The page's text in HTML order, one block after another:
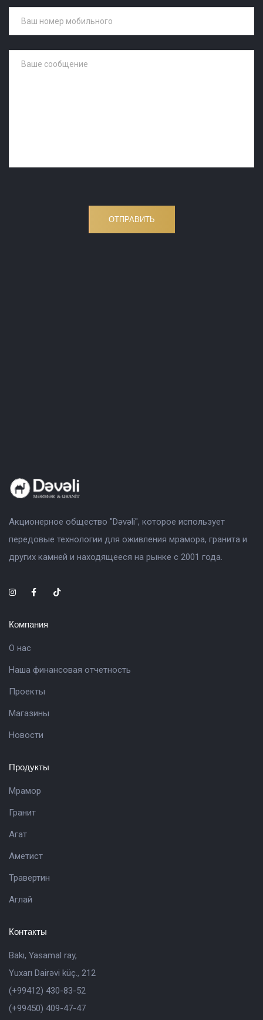
ОТПРАВИТЬ
Акционерное общество "Dəvəli", которое использует
передовые технологии для оживления мрамора, гранита и
других камней и находящееся на рынке с 2001 года.
Компания
О нас
Наша финансовая отчетность
Проекты
Магазины
Новости
Продукты
Мрамор
Гранит
Агат
Aметист
Травертин
Аглай
Контакты
Bakı, Yasamal ray,
Yuxarı Dairəvi küç., 212
(+99412) 430-83-52
(+99450) 409-47-47